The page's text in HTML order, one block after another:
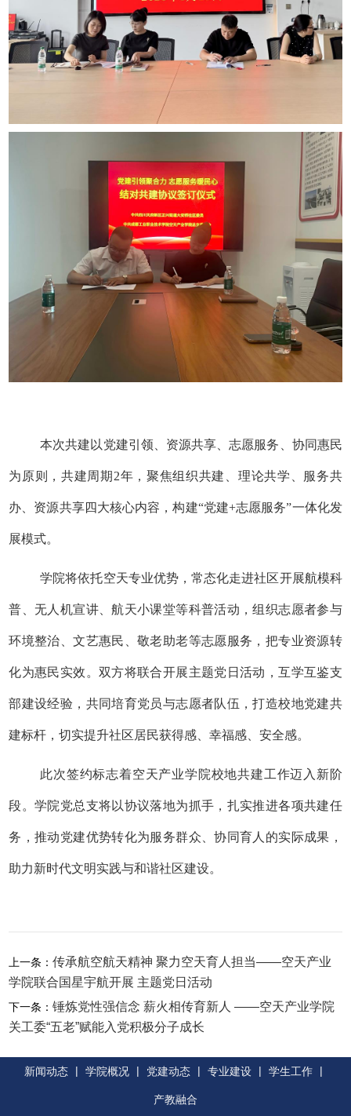
本次共建以党建引领、资源共享、志愿服务、协同惠民
为原则，共建周期 2年，聚焦组织共建、理论共学、服务共
办、资源共享四大核心内容，构建“党建+志愿服务”一体化发
展模式。
学院将依托空天专业优势，常态化走进社区开展航模科
普、无人机宣讲、航天小课堂等科普活动，组织志愿者参与
环境整治、文艺惠民、敬老助老等志愿服务，把专业资源转
化为惠民实效。双方将联合开展主题党日活动，互学互鉴支
部建设经验，共同培育党员与志愿者队伍，打造校地党建共
建标杆，切实提升社区居民获得感、幸福感、安全感。
此次签约标志着空天产业学院校地共建工作迈入新阶
段。学院党总支将以协议落地为抓手，扎实推进各项共建任
务，推动党建优势转化为服务群众、协同育人的实际成果，
助力新时代文明实践与和谐社区建设。
上一条：传承航空航天精神 聚力空天育人担当——空天产业
学院联合国星宇航开展 主题党日活动
下一条：锤炼党性强信念 薪火相传育新人 ——空天产业学院
关工委“五老”赋能入党积极分子成长
新闻动态 | 学院概况 | 党建动态 | 专业建设 | 学生工作 |
产教融合